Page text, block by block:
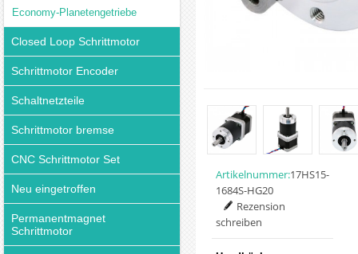
Economy-Planetengetriebe
Closed Loop Schrittmotor
Schrittmotor Encoder
Schaltnetzteile
Schrittmotor bremse
CNC Schrittmotor Set
Neu eingetroffen
Permanentmagnet
Schrittmotor
Artikelnummer:17HS15-
1684S-HG20
Rezension
schreiben